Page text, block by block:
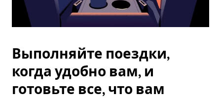
Выполняйте поездки,
когда удобно вам, и
готовьте все, что вам